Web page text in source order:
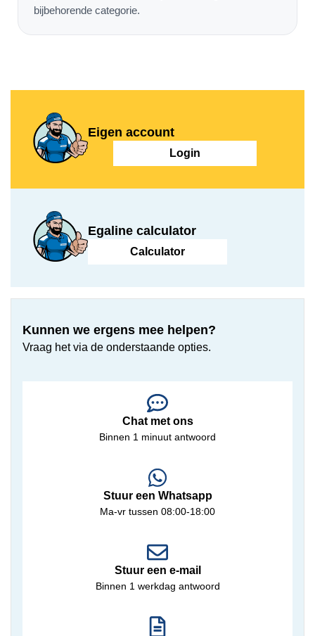
bijbehorende categorie.
Eigen account
Login
Egaline calculator
Calculator
Kunnen we ergens mee helpen?
Vraag het via de onderstaande opties.
Chat met ons
Binnen 1 minuut antwoord
Stuur een Whatsapp
Ma-vr tussen 08:00-18:00
Stuur een e-mail
Binnen 1 werkdag antwoord